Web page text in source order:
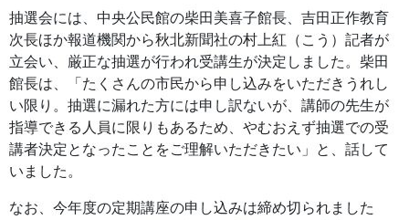
抽選会には、中央公民館の柴田美喜子館長、吉田正作教育
次長ほか報道機関から秋北新聞社の村上紅（こう）記者が
立会い、厳正な抽選が行われ受講生が決定しました。柴田
館長は、「たくさんの市民から申し込みをいただきうれし
い限り。抽選に漏れた方には申し訳ないが、講師の先生が
指導できる人員に限りもあるため、やむおえず抽選での受
講者決定となったことをご理解いただきたい」と、話して
いました。
なお、今年度の定期講座の申し込みは締め切られました